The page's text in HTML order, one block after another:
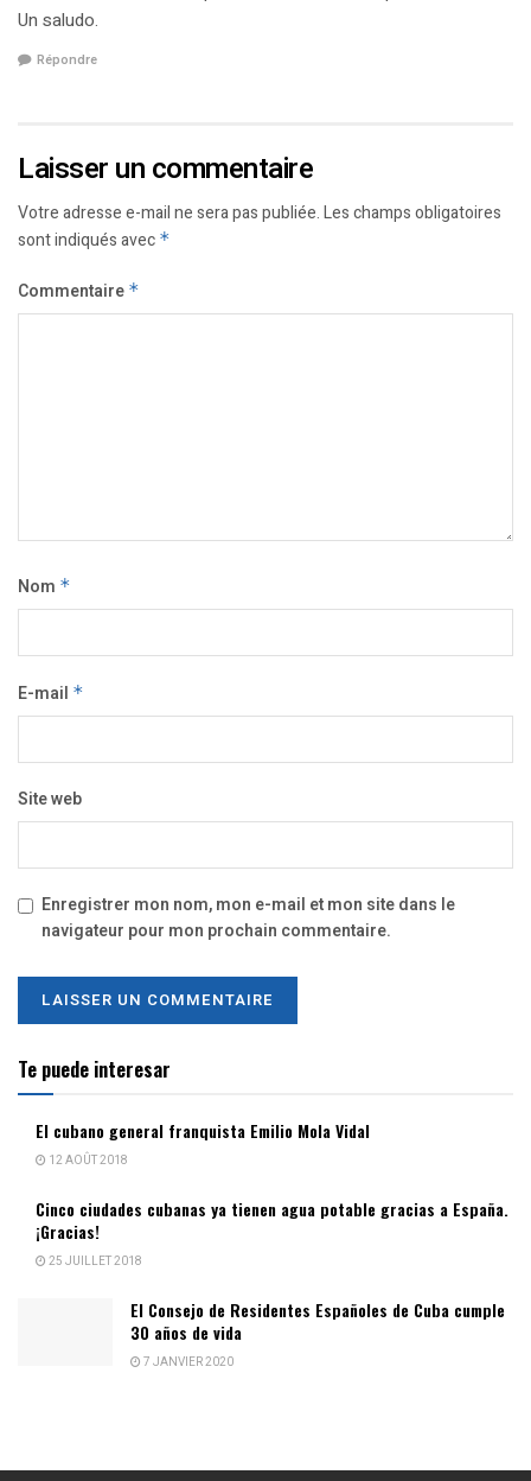
Un saludo.
Répondre
Laisser un commentaire
Votre adresse e-mail ne sera pas publiée.Les champs obligatoires
sont indiqués avec *
Commentaire *
Nom *
E-mail *
Site web
Enregistrer mon nom, mon e-mail et mon site dans le
navigateur pour mon prochain commentaire.
Te puede interesar
El cubano general franquista Emilio Mola Vidal
12 AOÛT 2018
Cinco ciudades cubanas ya tienen agua potable gracias a España.
¡Gracias!
25 JUILLET 2018
El Consejo de Residentes Españoles de Cuba cumple
30 años de vida
7 JANVIER 2020